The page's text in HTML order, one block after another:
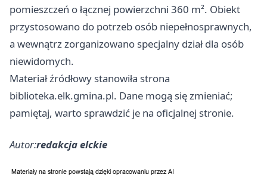
pomieszczeń o łącznej powierzchni 360 m². Obiekt
przystosowano do potrzeb osób niepełnosprawnych,
a wewnątrz zorganizowano specjalny dział dla osób
niewidomych.
Materiał źródłowy stanowiła strona
biblioteka.elk.gmina.pl. Dane mogą się zmieniać;
pamiętaj, warto sprawdzić je na oficjalnej stronie.
Autor:redakcja elckie